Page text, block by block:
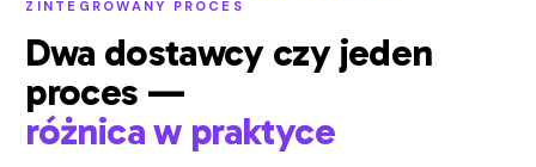
ZINTEGROWANY PROCES
Dwa dostawcy czy jeden
proces —
różnica w praktyce